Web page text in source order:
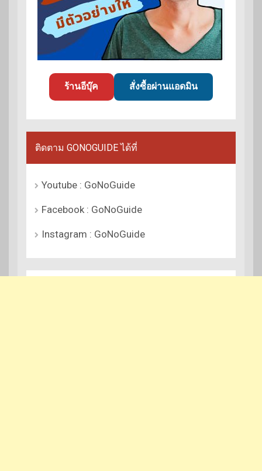
ร้านอีบุ๊ค สั่งซื้อผ่านแอดมิน
ติดตาม GONOGUIDE ได้ที่
Youtube : GoNoGuide
Facebook : GoNoGuide
Instagram : GoNoGuide